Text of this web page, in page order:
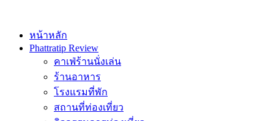
หน้าหลัก
Phattratip Review
คาเฟ่ร้านนั่งเล่น
ร้านอาหาร
โรงแรมที่พัก
สถานที่ท่องเที่ยว